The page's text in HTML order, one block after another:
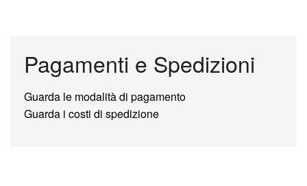
Pagamenti e Spedizioni
Guarda le modalità di pagamento
Guarda i costi di spedizione